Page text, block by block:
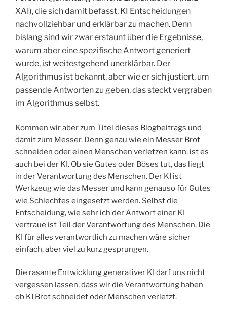
XAI), die sich damit befasst, KI Entscheidungen
nachvollziehbar und erklärbar zu machen. Denn
bislang sind wir zwar erstaunt über die Ergebnisse,
warum aber eine spezifische Antwort generiert
wurde, ist weitestgehend unerklärbar. Der
Algorithmus ist bekannt, aber wie er sich justiert, um
passende Antworten zu geben, das steckt vergraben
im Algorithmus selbst.
Kommen wir aber zum Titel dieses Blogbeitrags und
damit zum Messer. Denn genau wie ein Messer Brot
schneiden oder einen Menschen verletzen kann, ist es
auch bei der KI. Ob sie Gutes oder Böses tut, das liegt
in der Verantwortung des Menschen. Der KI ist
Werkzeug wie das Messer und kann genauso für Gutes
wie Schlechtes eingesetzt werden. Selbst die
Entscheidung, wie sehr ich der Antwort einer KI
vertraue ist Teil der Verantwortung des Menschen. Die
KI für alles verantwortlich zu machen wäre sicher
einfach, aber viel zu kurz gesprungen.
Die rasante Entwicklung generativer KI darf uns nicht
vergessen lassen, dass wir die Verantwortung haben
ob KI Brot schneidet oder Menschen verletzt.